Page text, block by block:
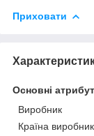
Приховати
Основні
Виробник
Країна виробник